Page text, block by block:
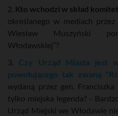
2. Kto wchodzi w skład
określanego w mediach
Wiesław Muszyński
Włodawskiej”?
3. Czy Urząd Miasta jest
powołującego tak zwaną
wydaną przez gen.
tylko miejska legenda? -
Urząd Miejski we Włodawie